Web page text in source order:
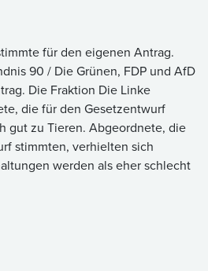
für den eigenen Antrag.
90 / Die Grünen, FDP und AfD
Die Fraktion Die Linke
die für den Gesetzentwurf
gut zu Tieren. Abgeordnete, die
stimmten, verhielten sich
werden als eher schlecht